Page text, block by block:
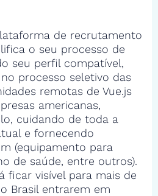
de recrutamento
o seu processo de
seu perfil compatível,
processo seletivo das
remotas de Vue.js
americanas,
cuidando de toda a
e fornecendo
(equipamento para
de saúde, entre outros).
ficar visível para mais de
Brasil entrarem em